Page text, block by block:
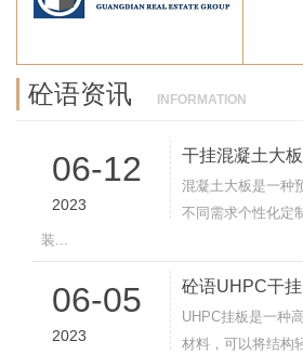
砼语资讯 INFORMATION
06-12
2023
干挂混凝土大
混凝土大板是一种
不同需求个性化定
装...
06-05
2023
砼语UHPC干
UHPC挂板是一种
材料，可以将结构